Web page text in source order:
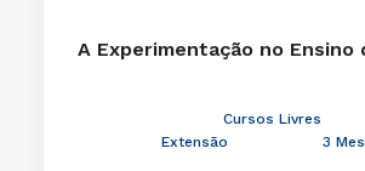
A Experimentação no Ensino
Cursos Livres
Extensão
3